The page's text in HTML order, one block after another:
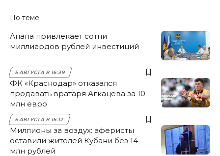
По теме
Анапа привлекает сотни
миллиардов рублей инвестиций
5 АВГУСТА В 16:39
ФК «Краснодар» отказался
продавать вратаря Агкацева за 10
млн евро
5 АВГУСТА В 16:12
Миллионы за воздух: аферисты
оставили жителей Кубани без 14
млн рублей